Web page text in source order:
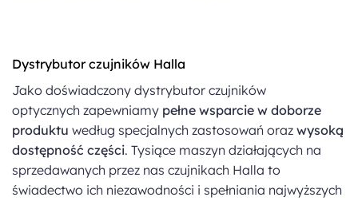
Dystrybutor czujników Halla
Jako doświadczony dystrybutor czujników
optycznych zapewniamy pełne wsparcie w doborze
produktu według specjalnych zastosowań oraz wysoką
dostępność części. Tysiące maszyn działających na
sprzedawanych przez nas czujnikach Halla to
świadectwo ich niezawodności i spełniania najwyższych